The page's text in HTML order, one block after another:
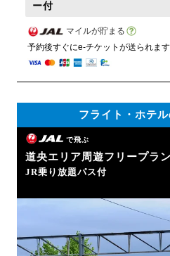
ー付
マイルが貯まる
予約後すぐにe-チケットが送られます
フライト・ホテ
で飛ぶ
道央エリア周遊フリープラン
JR乗り放題パス付